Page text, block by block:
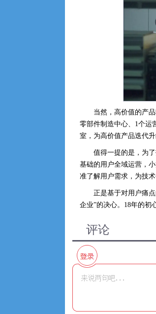
当然，高价值的产
零部件制造中心、1个运
室，为高价值产品迭代升
值得一提的是，为
基础的用户全域运营，
准了解用户需求，为技
正是基于对用户痛
企业”的决心。18年的初
评论